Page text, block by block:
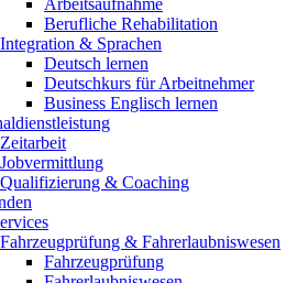
Berufliche Rehabilitation
Integration & Sprachen
Deutsch lernen
Deutschkurs für Arbeitnehmer
Business Englisch lernen
Zeitarbeit
Jobvermittlung
Qualifizierung & Coaching
Fahrzeugprüfung & Fahrerlaubniswesen
Fahrzeugprüfung